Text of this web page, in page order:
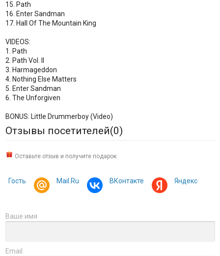
15. Path
16. Enter Sandman
17. Hall Of The Mountain King
VIDEOS:
1. Path
2. Path Vol. II
3. Harmageddon
4. Nothing Else Matters
5. Enter Sandman
6. The Unforgiven
BONUS: Little Drummerboy (Video)
Отзывы посетителей(0)
Оставьте отзыв и получите подарок:
Гость Mail.Ru ВКонтакте Яндекс
Ваше имя
Email